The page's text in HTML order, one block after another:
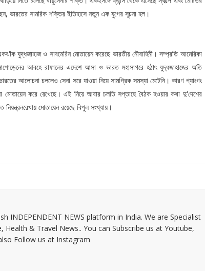
ভারতের সামরিক শক্তির ইতিহাসে নতুন এক যুগের সূচনা হল।
ও সাবমেরিন মোতায়েন করেছে ভারতীয় নৌবাহিনী। সম্প্রতি আমেরিকা
আবহে রাফালের এদেশে আসা ও ভারত মহাসাগরে হঠাৎ যুদ্ধজাহাজের অতি
আলোচনা চললেও সেনা সরে যাওয়া নিয়ে সামগ্রিক সমস্যা মেটেনি। কারণ প্যাংগং
মোতায়েন করে রেখেছে। এই নিয়ে আবার চলতি সপ্তাহে বৈঠক হওয়ার কথা দু'দেশের
মোতায়েন রয়েছে বিপুল সংখ্যায়।
INDEPENDENT NEWS platform in India. We are Specialist
& Travel News.. You can Subscribe us at Youtube,
Follow us at Instagram